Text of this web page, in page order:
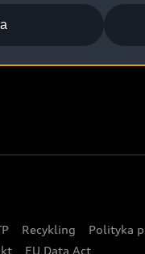
w
Recykling Polityka
EU Data Act